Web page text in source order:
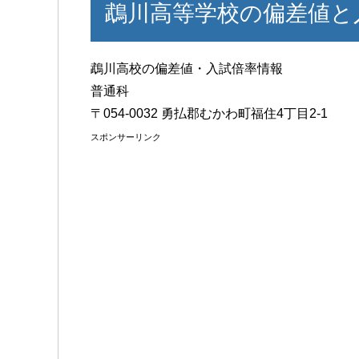
鵡川高等学校の偏差値
鵡川高校の偏差値・入試倍率情報
普通科
〒054-0032 勇払郡むかわ町福住4丁目2-1
スポンサーリンク